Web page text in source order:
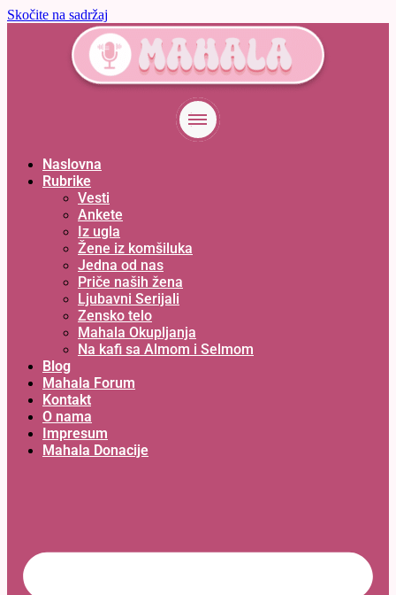
Skočite na sadržaj
Naslovna
Rubrike
Vesti
Ankete
Iz ugla
Žene iz komšiluka
Jedna od nas
Priče naših žena
Ljubavni Serijali
Zensko telo
Mahala Okupljanja
Na kafi sa Almom i Selmom
Blog
Mahala Forum
Kontakt
O nama
Impresum
Mahala Donacije